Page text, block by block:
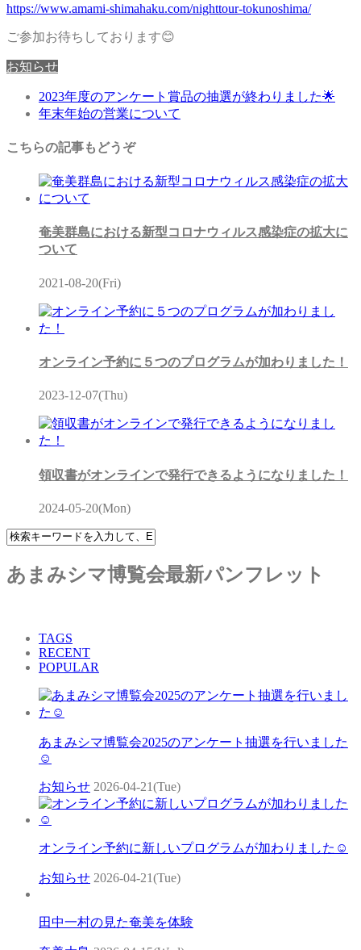
https://www.amami-shimahaku.com/nighttour-tokunoshima/
ご参加お待ちしております😊
お知らせ
2023年度のアンケート賞品の抽選が終わりました🌟
年末年始の営業について
こちらの記事もどうぞ
奄美群島における新型コロナウィルス感染症の拡大に
ついて
2021-08-20(Fri)
オンライン予約に５つのプログラムが加わりました！
2023-12-07(Thu)
領収書がオンラインで発行できるようになりました！
2024-05-20(Mon)
あまみシマ博覧会最新パンフレット
TAGS
RECENT
POPULAR
あまみシマ博覧会2025のアンケート抽選を行いました
☺
お知らせ 2026-04-21(Tue)
オンライン予約に新しいプログラムが加わりました☺
お知らせ 2026-04-21(Tue)
田中一村の見た奄美を体験